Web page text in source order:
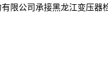
限公司承接黑龙江变压